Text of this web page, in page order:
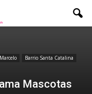
Barrio Santa Catalina
Mascotas